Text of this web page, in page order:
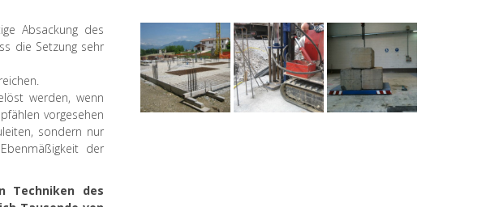
Absackung des
die Setzung sehr
werden, wenn
vorgesehen
sondern nur
der
Techniken des